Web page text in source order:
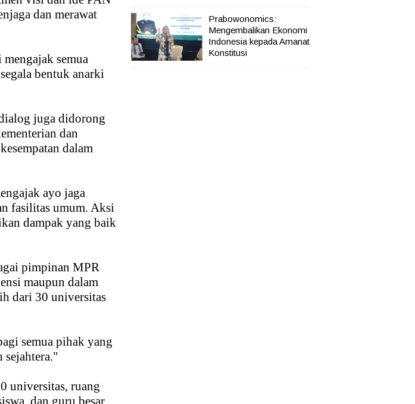
dan merawat
semua
bentuk anarki
juga didorong
dan
dalam
ayo jaga
fasilitas umum. Aksi
dampak yang baik
pimpinan MPR
maupun dalam
dari 30 universitas
semua pihak yang
universitas, ruang
dan guru besar.
Prabowonomics:
Mengembalikan Ekonomi
Indonesia kepada Amanat
Konstitusi